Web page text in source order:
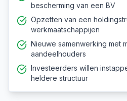
bescherming van een BV
Opzetten van een
werkmaatschappijen
Nieuwe samenwerking met
aandeelhouders
Investeerders willen
heldere structuur